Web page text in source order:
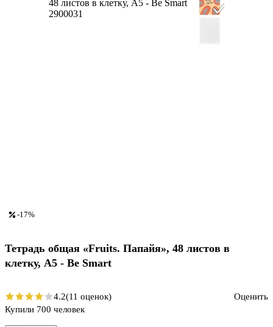
-17%
Тетрадь общая «Fruits. Папайя», 48 листов в
клетку, A5 - Be Smart
4.2(11 оценок)
Оценить
Купили 700 человек